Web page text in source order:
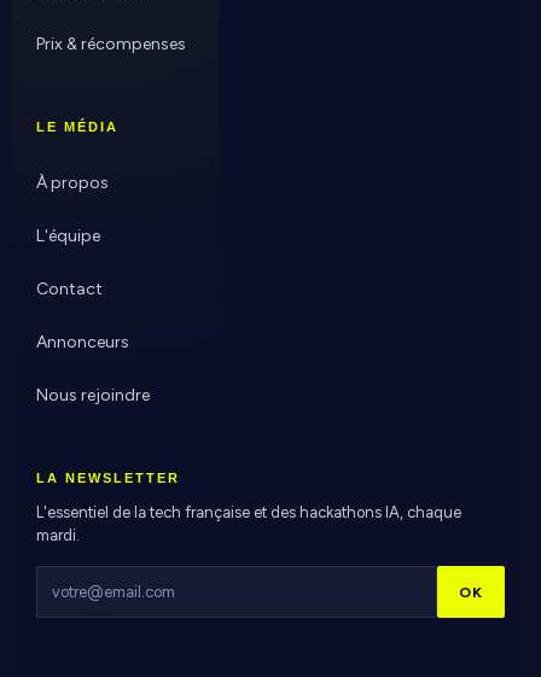
Prix & récompenses
LE MÉDIA
À propos
L'équipe
Contact
Annonceurs
Nous rejoindre
LA NEWSLETTER
L'essentiel de la tech française et des hackathons IA, chaque
mardi.
OK